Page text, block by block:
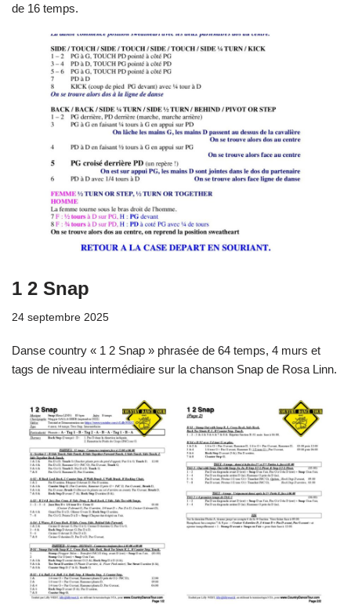
de 16 temps.
1 2 Snap
24 septembre 2025
Danse country « 1 2 Snap » phrasée de 64 temps, 4 murs et
tags de niveau intermédiaire sur la chanson Snap de Rosa Linn.